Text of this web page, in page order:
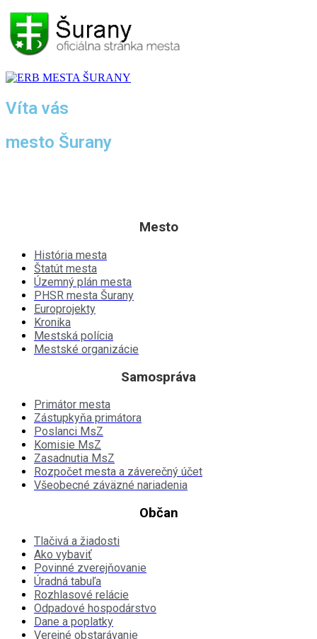
Víta vás
mesto Šurany
Mesto
História mesta
Štatút mesta
Územný plán mesta
PHSR mesta Šurany
Europrojekty
Kronika
Mestská polícia
Mestské organizácie
Samospráva
Primátor mesta
Zástupkyňa primátora
Poslanci MsZ
Komisie MsZ
Zasadnutia MsZ
Rozpočet mesta a záverečný účet
Všeobecné záväzné nariadenia
Občan
Tlačivá a žiadosti
Ako vybaviť
Povinné zverejňovanie
Úradná tabuľa
Rozhlasové relácie
Odpadové hospodárstvo
Dane a poplatky
Verejné obstarávanie